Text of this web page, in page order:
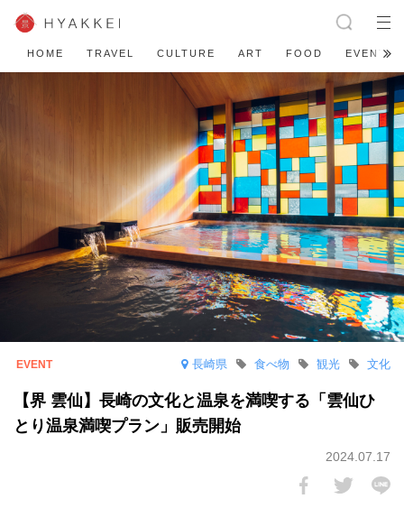
HOME TRAVEL CULTURE ART FOOD EVENT
長崎県 文化
観光
食べ物
【界 雲仙】長崎の文化と温泉を満喫する「雲仙ひ
とり温泉満喫プラン」販売開始
2024.07.17